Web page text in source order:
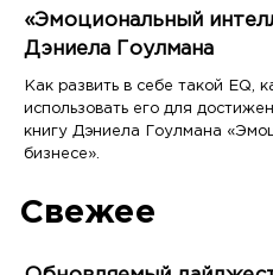
«Эмоциональный
Дэниела Гоулмана
Как развить в себе такой EQ,
использовать его для
книгу Дэниела Гоулмана
бизнесе».
Свежее